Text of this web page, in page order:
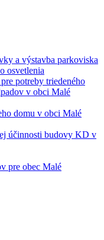
a výstavba parkoviska
osvetlenia
potreby triedeného
v obci Malé
domu v obci Malé
účinnosti budovy KD v
pre obec Malé